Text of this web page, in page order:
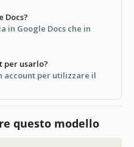
Docs?
in Google Docs che in
per usarlo?
account per utilizzare il
questo modello